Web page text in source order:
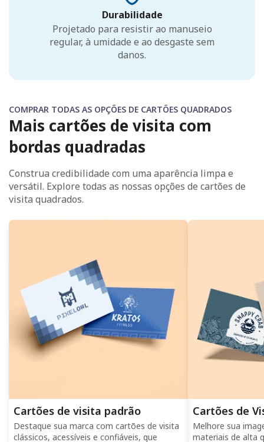
Durabilidade
Projetado para resistir ao manuseio
regular, à umidade e ao desgaste sem
danos.
COMPRAR TODAS AS OPÇÕES DE CARTÕES QUADRADOS
Mais cartões de visita com
bordas quadradas
Construa credibilidade com uma aparência limpa e
versátil. Explore todas as nossas opções de cartões de
visita quadrados.
Cartões de visita padrão
Destaque sua marca com cartões de visita
clássicos, acessíveis e confiáveis, que
Cartões de
Melhore sua
materiais de alta